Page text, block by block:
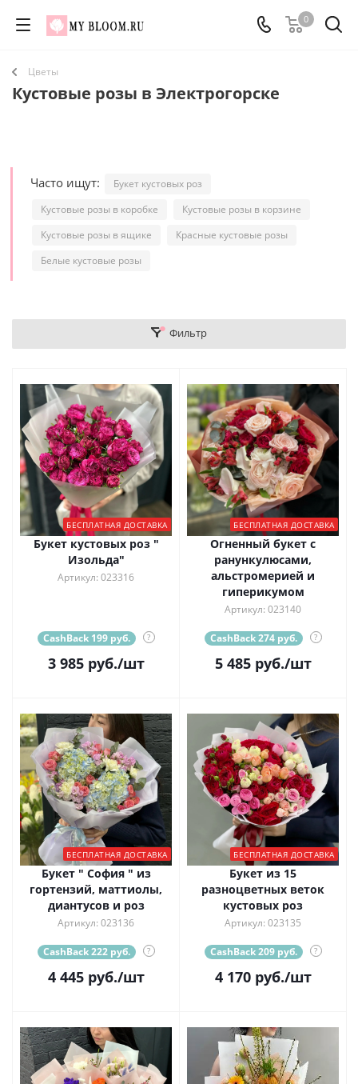
0
Цветы
Кустовые розы в Электрогорске
Часто ищут:
Букет кустовых роз
Кустовые розы в коробке
Кустовые розы в корзине
Кустовые розы в ящике
Красные кустовые розы
Белые кустовые розы
Фильтр
БЕСПЛАТНАЯ ДОСТАВКА
Букет кустовых роз "
Изольда"
Артикул: 023316
CashBack 199 руб. ?
3 985руб./шт
БЕСПЛАТНАЯ ДОСТАВКА
Огненный букет с
ранункулюсами,
альстромерией и
гиперикумом
Артикул: 023140
CashBack 274 руб. ?
5 485руб./шт
БЕСПЛАТНАЯ ДОСТАВКА
Букет " София " из
гортензий, маттиолы,
диантусов и роз
Артикул: 023136
CashBack 222 руб. ?
4 445руб./шт
БЕСПЛАТНАЯ ДОСТАВКА
Букет из 15
разноцветных веток
кустовых роз
Артикул: 023135
CashBack 209 руб. ?
4 170руб./шт